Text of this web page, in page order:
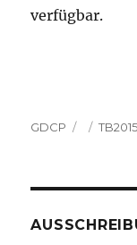
verfügbar.
Autor
GDCP TB2015